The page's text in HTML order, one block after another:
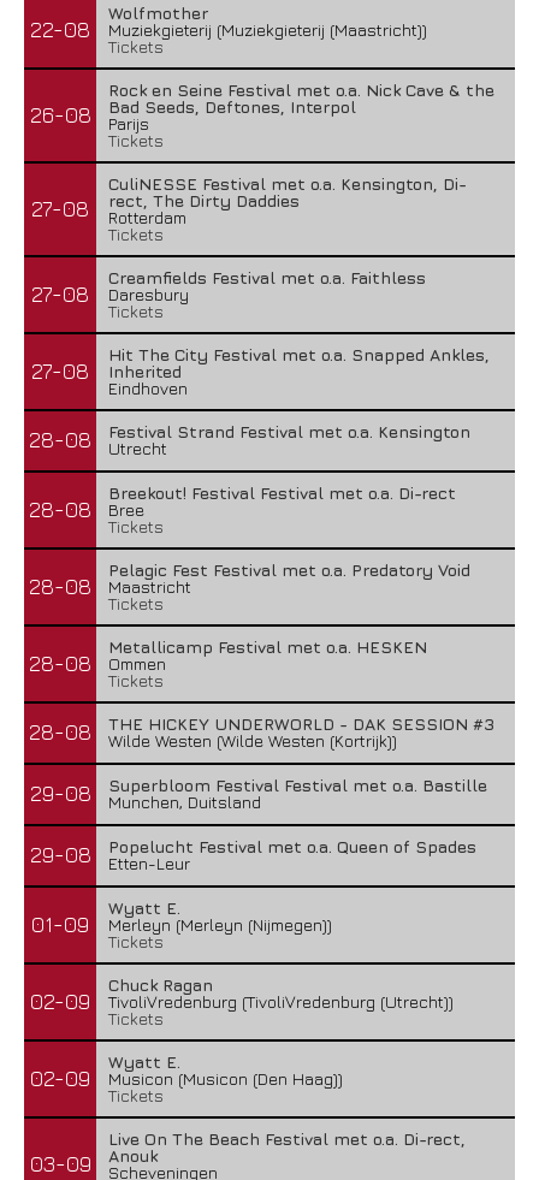
22-08
Wolfmother
Muziekgieterij (Muziekgieterij (Maastricht))
Tickets
26-08
Rock en Seine Festival met o.a. Nick Cave & the
Bad Seeds, Deftones, Interpol
Parijs
Tickets
27-08
CuliNESSE Festival met o.a. Kensington, Di-
rect, The Dirty Daddies
Rotterdam
Tickets
27-08
Creamfields Festival met o.a. Faithless
Daresbury
Tickets
27-08
Hit The City Festival met o.a. Snapped Ankles,
Inherited
Eindhoven
28-08
Festival Strand Festival met o.a. Kensington
Utrecht
28-08
Breekout! Festival Festival met o.a. Di-rect
Bree
Tickets
28-08
Pelagic Fest Festival met o.a. Predatory Void
Maastricht
Tickets
28-08
Metallicamp Festival met o.a. HESKEN
Ommen
Tickets
28-08
THE HICKEY UNDERWORLD - DAK SESSION #3
Wilde Westen (Wilde Westen (Kortrijk))
29-08
Superbloom Festival Festival met o.a. Bastille
Munchen, Duitsland
29-08
Popelucht Festival met o.a. Queen of Spades
Etten-Leur
01-09
Wyatt E.
Merleyn (Merleyn (Nijmegen))
Tickets
02-09
Chuck Ragan
TivoliVredenburg (TivoliVredenburg (Utrecht))
Tickets
02-09
Wyatt E.
Musicon (Musicon (Den Haag))
Tickets
03-09
Live On The Beach Festival met o.a. Di-rect,
Anouk
Scheveningen